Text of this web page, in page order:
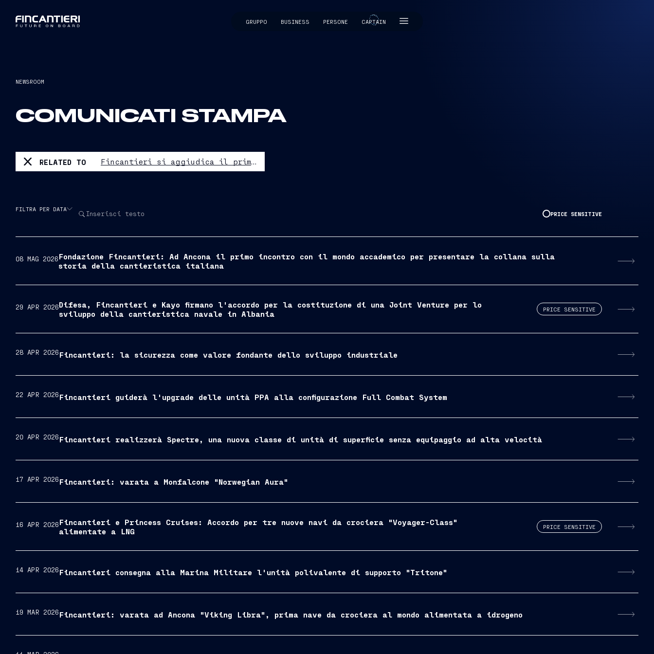
GRUPPO BUSINESS PERSONE CAPTAIN
CAPTAIN
NEWSROOM
COMUNICATI STAMPA
RELATED TO Fincantieri si aggiudica il primo contratto della U.S. Navy per il programma LSM
FILTRA PER DATA
PRICE SENSITIVE
08 MAG 2026Fondazione Fincantieri: Ad Ancona il primo incontro con il mondo accademico per presentare la collana sulla
storia della cantieristica italiana
29 APR 2026Difesa, Fincantieri e Kayo firmano l'accordo per la costituzione di una Joint Venture per lo
sviluppo della cantieristica navale in Albania
PRICE SENSITIVE
28 APR 2026Fincantieri: la sicurezza come valore fondante dello sviluppo industriale
22 APR 2026Fincantieri guiderà l'upgrade delle unità PPA alla configurazione Full Combat System
20 APR 2026Fincantieri realizzerà Spectre, una nuova classe di unità di superficie senza equipaggio ad alta velocità
17 APR 2026Fincantieri: varata a Monfalcone "Norwegian Aura"
16 APR 2026Fincantieri e Princess Cruises: Accordo per tre nuove navi da crociera "Voyager-Class"
alimentate a LNG
PRICE SENSITIVE
14 APR 2026Fincantieri consegna alla Marina Militare l'unità polivalente di supporto "Tritone"
19 MAR 2026Fincantieri: varata ad Ancona "Viking Libra", prima nave da crociera al mondo alimentata a idrogeno